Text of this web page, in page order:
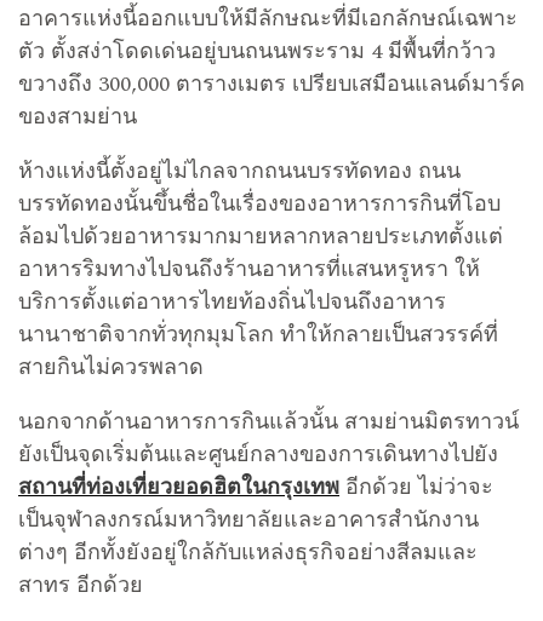
อาคารแห่งนี้ออกแบบให้มีลักษณะที่มีเอกลักษณ์เฉพาะ
ตัว ตั้งสง่าโดดเด่นอยู่บนถนนพระราม 4 มีพื้นที่กว้าว
ขวางถึง 300,000 ตารางเมตร เปรียบเสมือนแลนด์มาร์ค
ของสามย่าน
ห้างแห่งนี้ตั้งอยู่ไม่ไกลจากถนนบรรทัดทอง ถนน
บรรทัดทองนั้นขึ้นชื่อในเรื่องของอาหารการกินที่โอบ
ล้อมไปด้วยอาหารมากมายหลากหลายประเภทตั้งแต่
อาหารริมทางไปจนถึงร้านอาหารที่แสนหรูหรา ให้
บริการตั้งแต่อาหารไทยท้องถิ่นไปจนถึงอาหาร
นานาชาติจากทั่วทุกมุมโลก ทำให้กลายเป็นสวรรค์ที่
สายกินไม่ควรพลาด
นอกจากด้านอาหารการกินแล้วนั้น สามย่านมิตรทาวน์
ยังเป็นจุดเริ่มต้นและศูนย์กลางของการเดินทางไปยัง
สถานที่ท่องเที่ยวยอดฮิตในกรุงเทพ อีกด้วย ไม่ว่าจะ
เป็นจุฬาลงกรณ์มหาวิทยาลัยและอาคารสำนักงาน
ต่างๆ อีกทั้งยังอยู่ใกล้กับแหล่งธุรกิจอย่างสีลมและ
สาทร อีกด้วย